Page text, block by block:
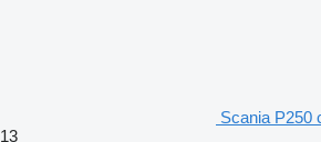
Scania P250
13